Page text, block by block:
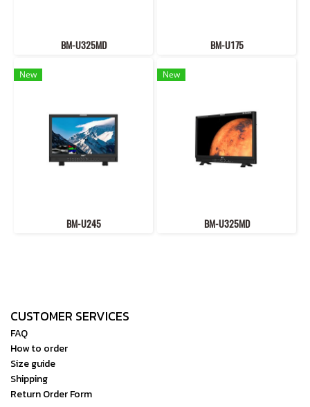
BM-U325MD BM-U175
New
BM-U245
New
BM-U325MD
CUSTOMER SERVICES
FAQ
How to order
Size guide
Shipping
Return Order Form